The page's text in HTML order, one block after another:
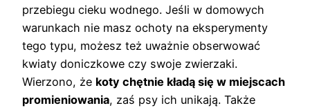
przebiegu cieku wodnego. Jeśli w domowych
warunkach nie masz ochoty na eksperymenty
tego typu, możesz też uważnie obserwować
kwiaty doniczkowe czy swoje zwierzaki.
Wierzono, że koty chętnie kładą się w miejscach
promieniowania, zaś psy ich unikają. Także